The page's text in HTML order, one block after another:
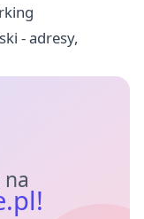
- adresy,